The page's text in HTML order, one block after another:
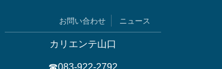
お問い合わせ ニュース
カリエンテ山口
☎083-922-2792